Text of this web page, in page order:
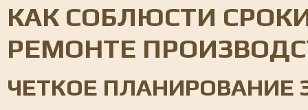
КАК СОБЛЮСТИ
РЕМОНТЕ
ЧЕТКОЕ ПЛАНИРОВАНИЕ